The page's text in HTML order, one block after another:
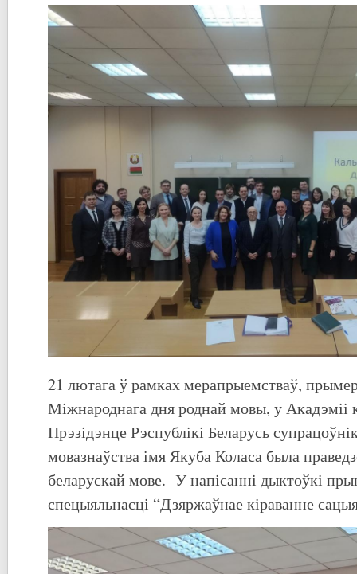
21 лютага ў рамках мерапрыемстваў,
Міжнароднага дня роднай мовы, у Акадэміі
Прэзідэнце Рэспублікі Беларусь
мовазнаўства імя Якуба Коласа была
беларускай мове. У напісанні дыктоўкі
спецыяльнасці “Дзяржаўнае кіраванне